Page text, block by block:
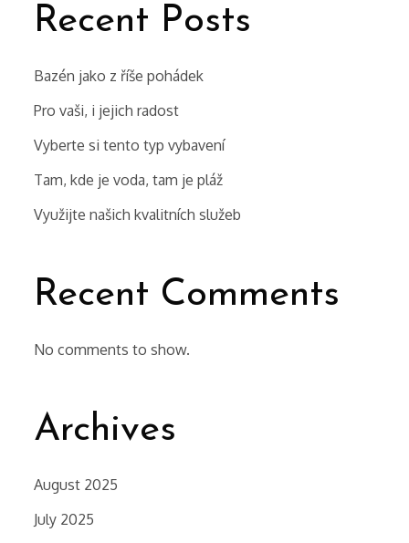
Recent Posts
Bazén jako z říše pohádek
Pro vaši, i jejich radost
Vyberte si tento typ vybavení
Tam, kde je voda, tam je pláž
Využijte našich kvalitních služeb
Recent Comments
No comments to show.
Archives
August 2025
July 2025